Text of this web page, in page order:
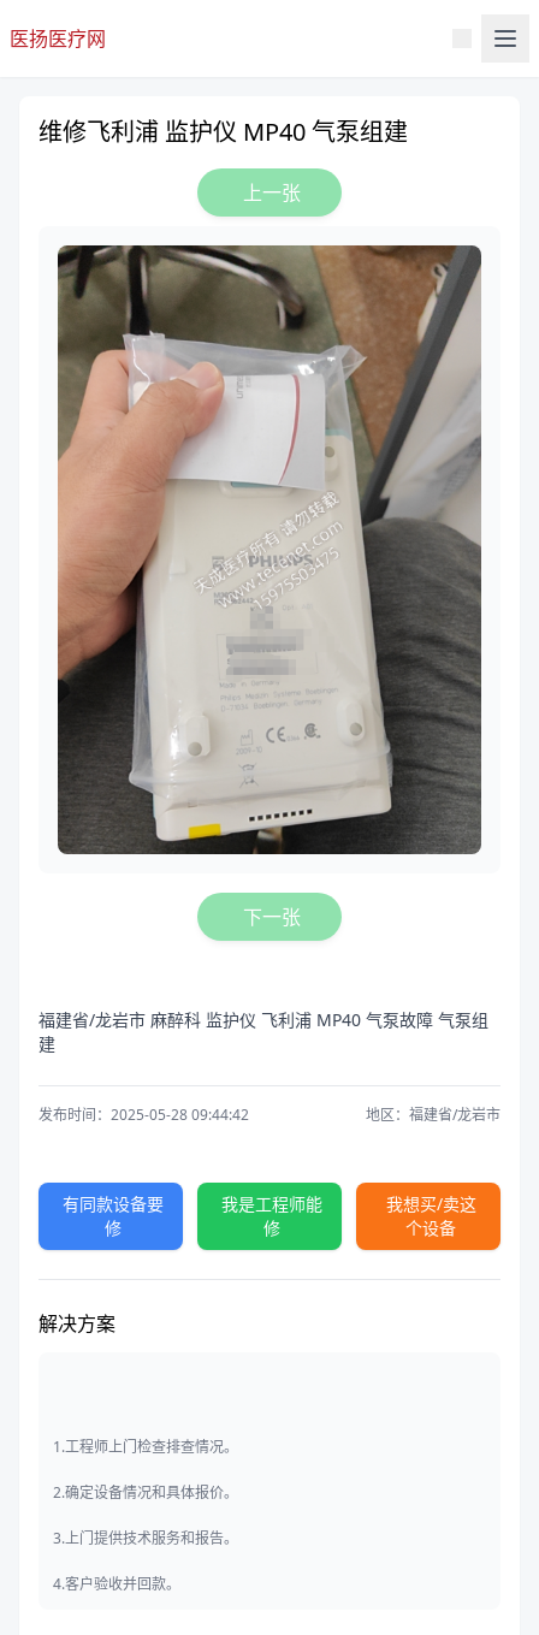
医扬医疗网
维修飞利浦 监护仪 MP40 气泵组建
上一张
下一张
福建省/龙岩市 麻醉科 监护仪 飞利浦 MP40 气泵故障 气泵组
建
发布时间：2025-05-28 09:44:42 地区：福建省/龙岩市
有同款设备要
修
我是工程师能
修
我想买/卖这
个设备
解决方案
1.工程师上门检查排查情况。
2.确定设备情况和具体报价。
3.上门提供技术服务和报告。
4.客户验收并回款。